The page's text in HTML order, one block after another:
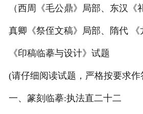
（西周《毛公鼎》局部、东汉《
真卿《祭侄文稿》局部、隋代 《
《印稿临摹与设计》试题
(请仔细阅读试题，严格按要求作
一、篆刻临摹:执法直二十二